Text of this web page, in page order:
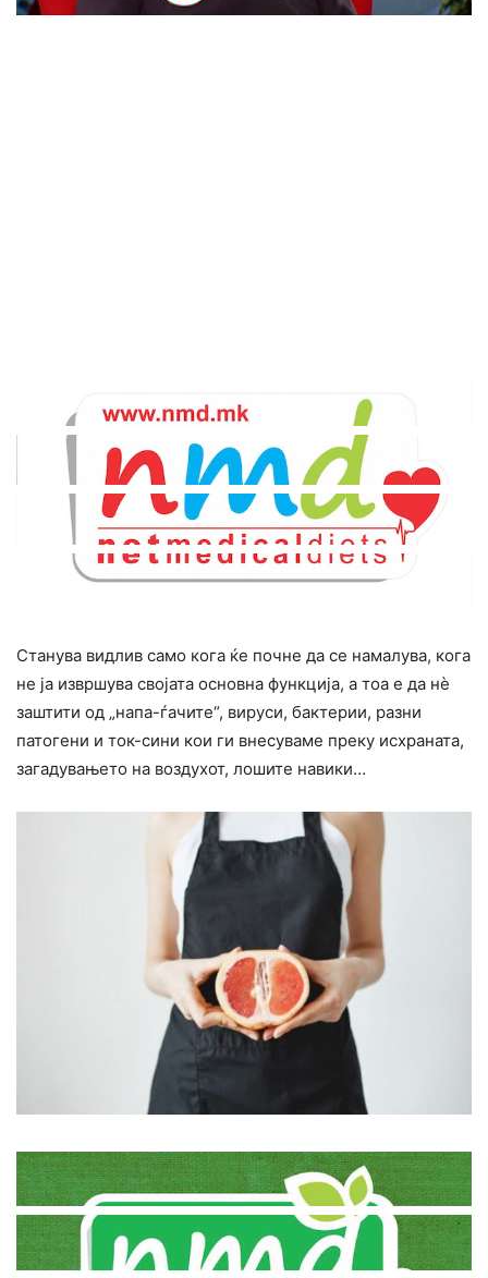
Станува видлив само кога ќе почне да се намалува, кога
не ја извршува својата основна функција, а тоа е да нè
заштити од „напа-ѓачите“, виpycи, бактерии, разни
патогени и ток-сини кои ги внесуваме преку исхраната,
загадyвањето на воздухот, лошите навики…